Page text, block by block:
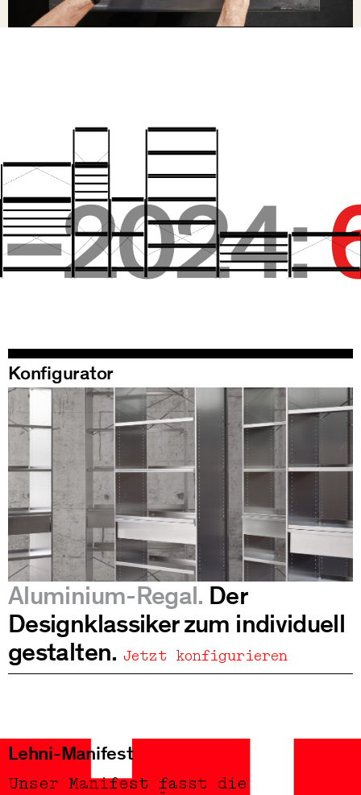
Konfigurator
Aluminium-Regal. Der
Designklassiker zum individuell
gestalten. Jetzt konfigurieren
Lehni-Manifest
Unser Manifest fasst die